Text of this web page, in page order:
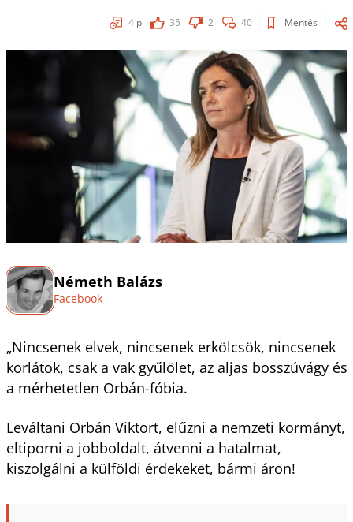
4 p 35 2 40 Mentés
Németh Balázs
Facebook
„Nincsenek elvek, nincsenek erkölcsök, nincsenek
korlátok, csak a vak gyűlölet, az aljas bosszúvágy és
a mérhetetlen Orbán-fóbia.
Leváltani Orbán Viktort, elűzni a nemzeti kormányt,
eltiporni a jobboldalt, átvenni a hatalmat,
kiszolgálni a külföldi érdekeket, bármi áron!